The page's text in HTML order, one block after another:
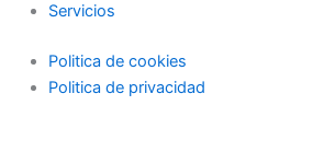
Servicios
Politica de cookies
Politica de privacidad